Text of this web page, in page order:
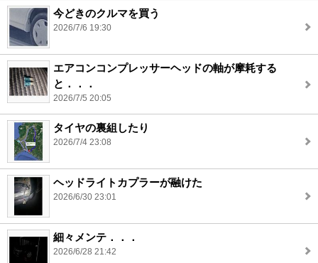
今どきのクルマを買う
2026/7/6 19:30
エアコンコンプレッサーヘッドの軸が摩耗する
と．．．
2026/7/5 20:05
タイヤの裏組したり
2026/7/4 23:08
ヘッドライトカプラーが融けた
2026/6/30 23:01
細々メンテ．．．
2026/6/28 21:42